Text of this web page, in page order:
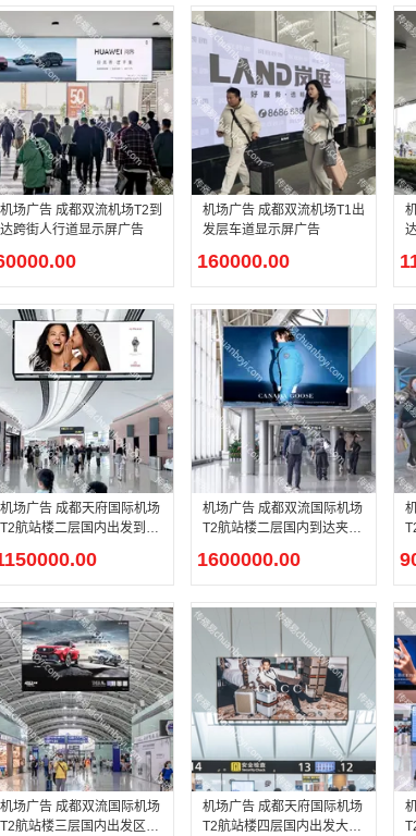
机场广告 成都双流机场T2到
达跨街人行道显示屏广告
机场广告 成都双流机场T1出
发层车道显示屏广告
160000.00
机场
机场广告 成都天府国际机场
T2航站楼二层国内出发到达
机场广告 成都双流国际机场
T2航站楼二层国内到达夹层
1600000.00
机场广告 成都双流国际机场
T2航站楼三层国内出发区域
机场广告 成都天府国际机场
T2航站楼四层国内出发大厅